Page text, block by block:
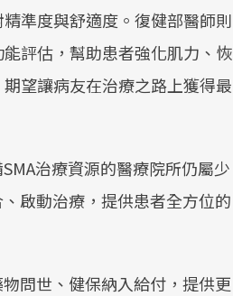
準度與舒適度。復健部醫師則
評估，幫助患者強化肌力、恢
望讓病友在治療之路上獲得最
治療資源的醫療院所仍屬少
啟動治療，提供患者全方位的
問世、健保納入給付，提供更